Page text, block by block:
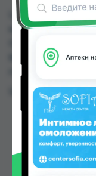
LAVERA TP
купить или
60.00 TJS до
Цена: от
60.00